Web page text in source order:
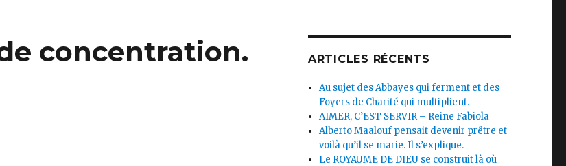
concentration.
ARTICLES RÉCENTS
Au sujet des Abbayes qui ferment et des
Foyers de Charité qui multiplient.
AIMER, C’EST SERVIR – Reine Fabiola
Alberto Maalouf pensait devenir prêtre et
voilà qu’il se marie. Il s’explique.
Le ROYAUME DE DIEU se construit là où